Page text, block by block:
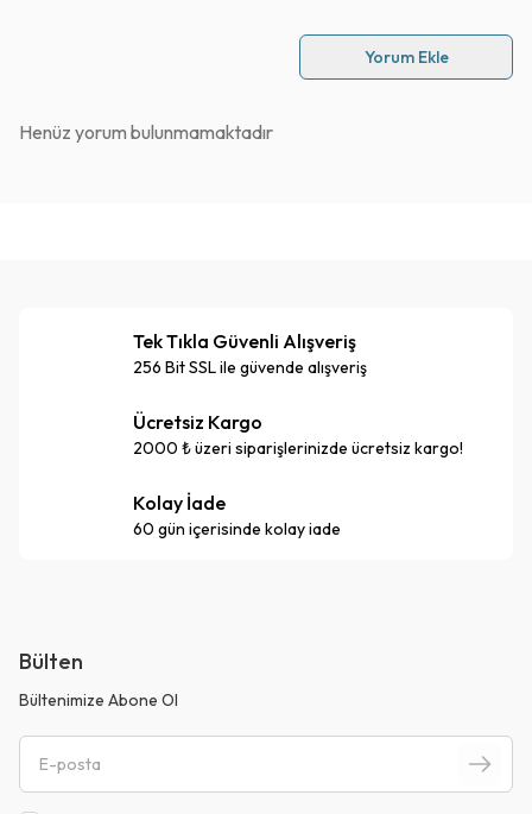
Yorum Ekle
Henüz yorum bulunmamaktadır
Tek Tıkla Güvenli Alışveriş
256 Bit SSL ile güvende alışveriş
Ücretsiz Kargo
2000 ₺ üzeri siparişlerinizde ücretsiz kargo!
Kolay İade
60 gün içerisinde kolay iade
Bülten
Bültenimize Abone Ol